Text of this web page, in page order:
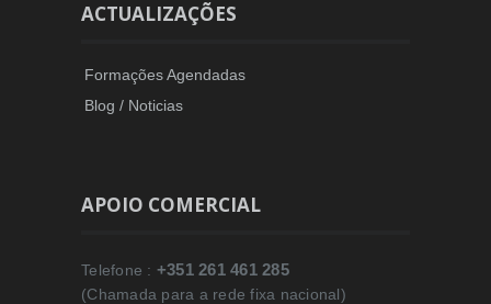
ACTUALIZAÇÕES
Formações Agendadas
Blog / Noticias
APOIO COMERCIAL
Telefone : +351 261 461 285
(Chamada para a rede fixa nacional)